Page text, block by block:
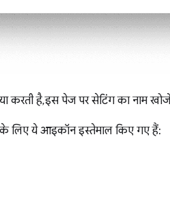
करती है, इस पेज पर सेटिंग का नाम
लिए ये आइकॉन इस्तेमाल किए गए हैं: